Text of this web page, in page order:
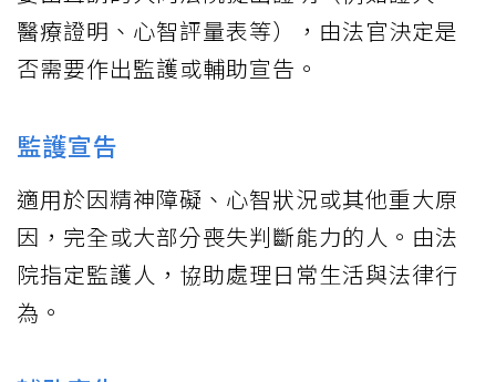
醫療證明、心智評量表等），由法官決定是
否需要作出監護或輔助宣告。
監護宣告
適用於因精神障礙、心智狀況或其他重大原
因，完全或大部分喪失判斷能力的人。由法
院指定監護人，協助處理日常生活與法律行
為。